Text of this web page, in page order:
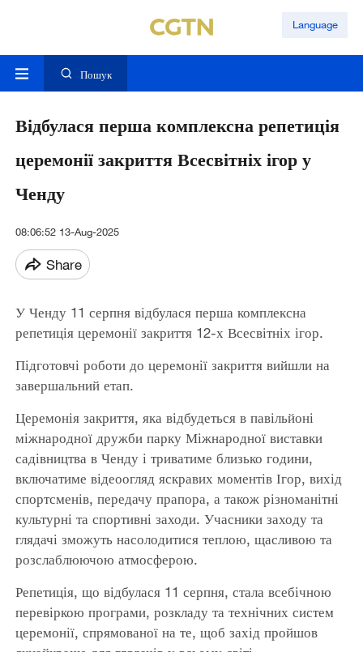
Language
Пошук
Відбулася перша комплексна репетиція
церемонії закриття Всесвітніх ігор у
Ченду
08:06:52 13-Aug-2025
Share
У Ченду 11 серпня відбулася перша комплексна
репетиція церемонії закриття 12-х Всесвітніх ігор.
Підготовчі роботи до церемонії закриття вийшли на
завершальний етап.
Церемонія закриття, яка відбудеться в павільйоні
міжнародної дружби парку Міжнародної виставки
садівництва в Ченду і триватиме близько години,
включатиме відеоогляд яскравих моментів Ігор, вихід
спортсменів, передачу прапора, а також різноманітні
культурні та спортивні заходи. Учасники заходу та
глядачі зможуть насолодитися теплою, щасливою та
розслаблюючою атмосферою.
Репетиція, що відбулася 11 серпня, стала всебічною
перевіркою програми, розкладу та технічних систем
церемонії, спрямованої на те, щоб захід пройшов